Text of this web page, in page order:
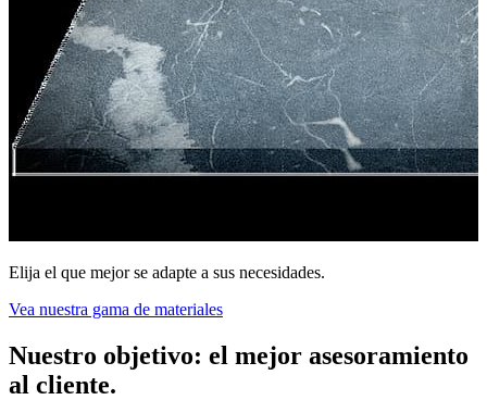
Elija el que mejor se adapte a sus necesidades.
Vea nuestra gama de materiales
Nuestro objetivo: el mejor asesoramiento
al cliente.